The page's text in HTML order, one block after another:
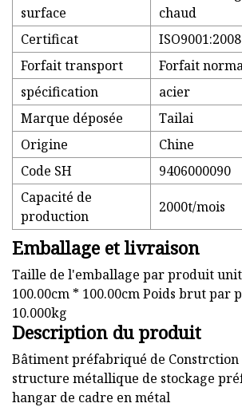
surface
chaud
Certificat
ISO9001:2008
Forfait transport
Forfait
spécification
acier
Marque déposée
Tailai
Origine
Chine
Code SH
9406000090
Capacité de
production
2000t/mois
Emballage et livraison
Taille de l'emballage par produit
100.00cm * 100.00cm Poids brut
10.000kg
Description du produit
Bâtiment préfabriqué de
structure métallique de stockage
hangar de cadre en métal